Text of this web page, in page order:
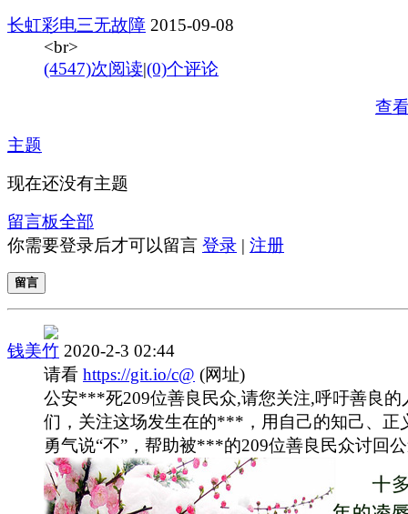
长虹彩电三无故障 2015-09-08
<br>
(4547)次阅读|(0)个评论
查
主题
现在还没有主题
留言板全部
你需要登录后才可以留言 登录 | 注册
留言
钱美竹 2020-2-3 02:44
请看 https://git.io/c@ (网址)
公安***死209位善良民众,请您关注,呼吁善良的
们，关注这场发生在的***，用自己的知己、正
勇气说“不”，帮助被***的209位善良民众讨回